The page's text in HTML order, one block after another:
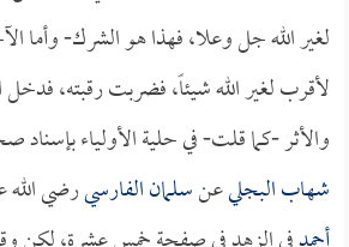
لغير الله جل وعلا، فهذا هو الشرك- وأما
لأقرب لغير الله شيئاً، فضربت رقبته، فدخل
والأثر -كما قلت- في حلية الأولياء
شهاب البجليعنسلمان الفارسيرضي الله